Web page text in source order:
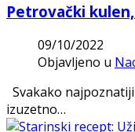
Petrovački
09/10/2022
Objavljeno u
Svakako
izuzetno…